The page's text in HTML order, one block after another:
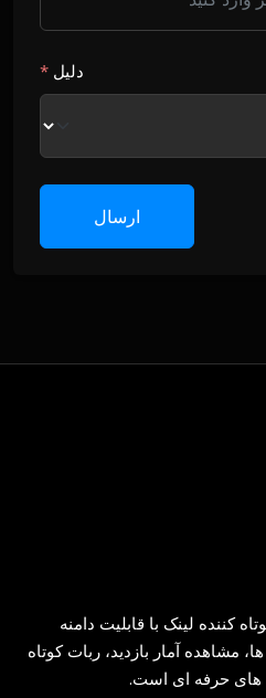
دلیل *
ارسال
کننده لینک با قابلیت دامنه
مشاهده آمار بازدید، ربات کوتاه
های حرفه ای است.